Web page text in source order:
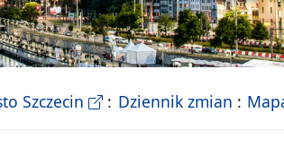
Miasta SzczecinMiasta Szczecin
Szczecin - Oficjalna strona Miasta
Dziennik zmian